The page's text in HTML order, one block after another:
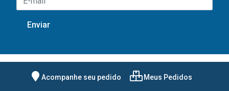
Acompanhe seu pedido Meus Pedidos